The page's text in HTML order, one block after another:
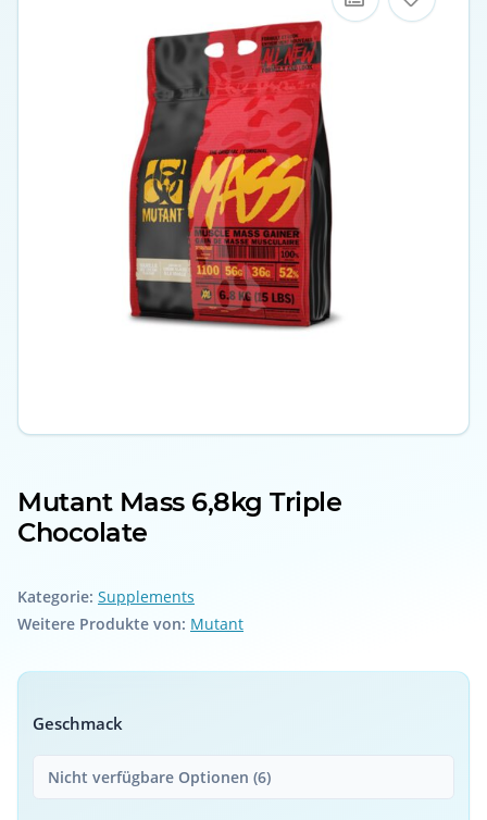
Mutant Mass 6,8kg Triple
Chocolate
Kategorie: Supplements
Weitere Produkte von: Mutant
Geschmack
Nicht verfügbare Optionen (6)